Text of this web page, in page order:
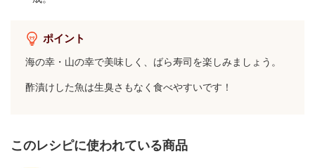
ポイント
海の幸・山の幸で美味しく、ばら寿司を楽しみましょう。
酢漬けした魚は生臭さもなく食べやすいです！
このレシピに使われている商品